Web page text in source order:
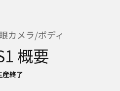
カメラ/ボディ
概要
産終了